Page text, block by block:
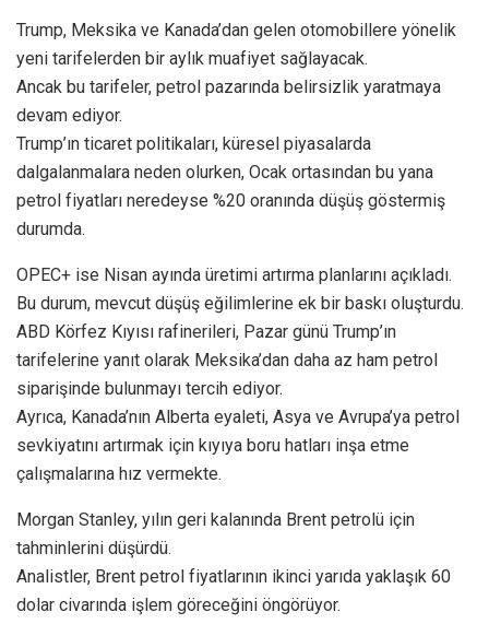
Trump, Meksika ve Kanada’dan gelen otomobillere yönelik
yeni tarifelerden bir aylık muafiyet sağlayacak.
Ancak bu tarifeler, petrol pazarında belirsizlik yaratmaya
devam ediyor.
Trump’ın ticaret politikaları, küresel piyasalarda
dalgalanmalara neden olurken, Ocak ortasından bu yana
petrol fiyatları neredeyse %20 oranında düşüş göstermiş
durumda.
OPEC+ ise Nisan ayında üretimi artırma planlarını açıkladı.
Bu durum, mevcut düşüş eğilimlerine ek bir baskı oluşturdu.
ABD Körfez Kıyısı rafinerileri, Pazar günü Trump’ın
tarifelerine yanıt olarak Meksika’dan daha az ham petrol
siparişinde bulunmayı tercih ediyor.
Ayrıca, Kanada’nın Alberta eyaleti, Asya ve Avrupa’ya petrol
sevkiyatını artırmak için kıyıya boru hatları inşa etme
çalışmalarına hız vermekte.
Morgan Stanley, yılın geri kalanında Brent petrolü için
tahminlerini düşürdü.
Analistler, Brent petrol fiyatlarının ikinci yarıda yaklaşık 60
dolar civarında işlem göreceğini öngörüyor.